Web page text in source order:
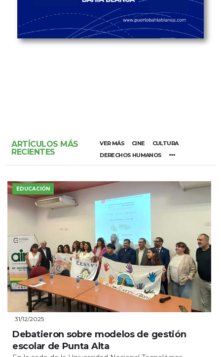
ARTÍCULOS MÁS
RECIENTES
VER MÁS CINE
CULTURA
DERECHOS HUMANOS
EDUCACIÓN
31/12/2025
Debatieron sobre modelos de gestión
escolar de Punta Alta